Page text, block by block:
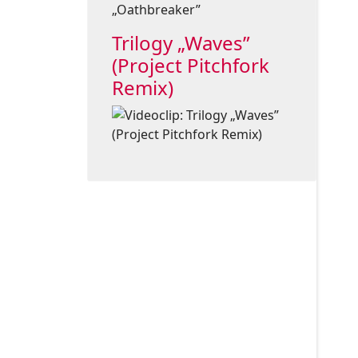
Trilogy „Waves”
(Project Pitchfork
Remix)